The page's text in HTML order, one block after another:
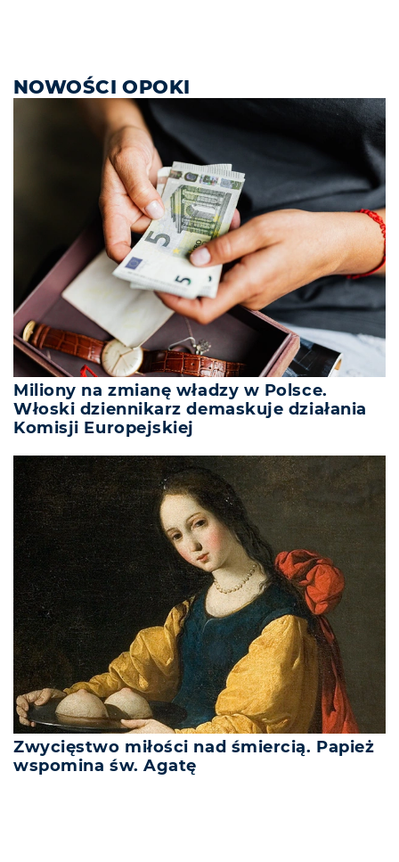
NOWOŚCI OPOKI
Miliony na zmianę władzy w Polsce.
Włoski dziennikarz demaskuje działania
Komisji Europejskiej
Zwycięstwo miłości nad śmiercią. Papież
wspomina św. Agatę